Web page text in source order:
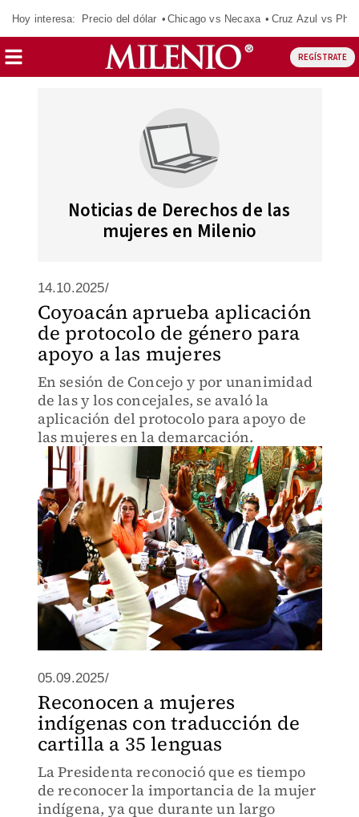
Hoy interesa: Precio del dólar Chicago vs Necaxa Cruz Azul vs
REGÍSTRATE
Noticias de Derechos de las
mujeres en Milenio
14.10.2025/
Coyoacán aprueba aplicación
de protocolo de género para
apoyo a las mujeres
En sesión de Concejo y por unanimidad
de las y los concejales, se avaló la
aplicación del protocolo para apoyo de
las mujeres en la demarcación.
05.09.2025/
Reconocen a mujeres
indígenas con traducción de
cartilla a 35 lenguas
La Presidenta reconoció que es tiempo
de reconocer la importancia de la mujer
indígena, ya que durante un largo